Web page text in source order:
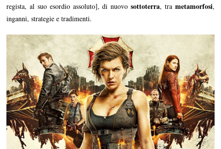
regista, al suo esordio assoluto], di nuovo sottoterra, tra metamorfosi,
inganni, strategie e tradimenti.